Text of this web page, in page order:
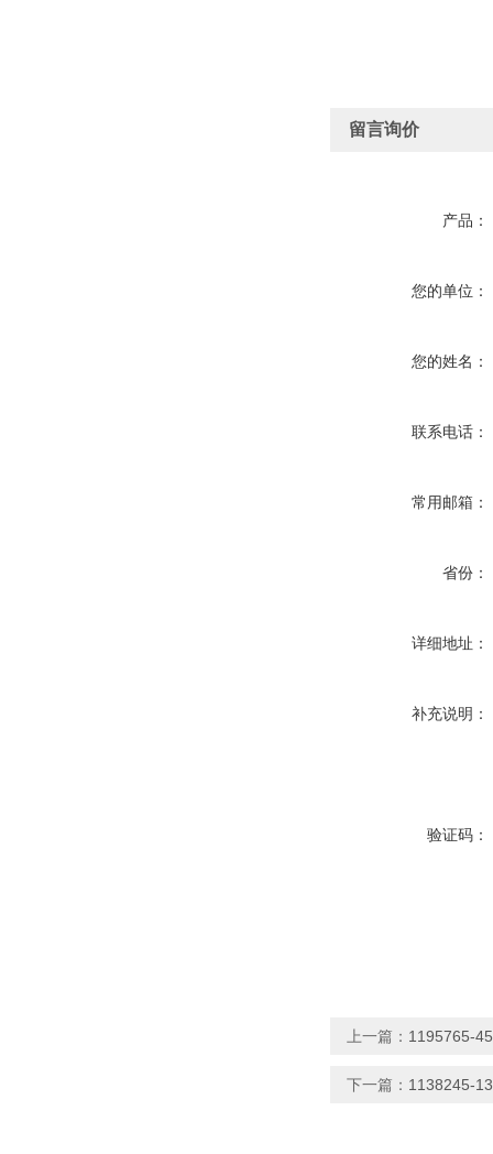
留言询价
产品：
您的单位：
您的姓名：
联系电话：
常用邮箱：
省份：
详细地址：
补充说明：
验证码：
上一篇： 1195765-
下一篇： 1138245-